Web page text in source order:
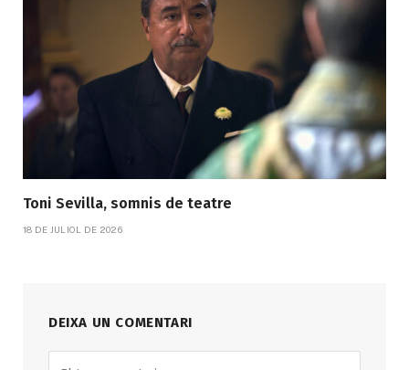
Toni Sevilla, somnis de teatre
18 DE JULIOL DE 2026
DEIXA UN COMENTARI